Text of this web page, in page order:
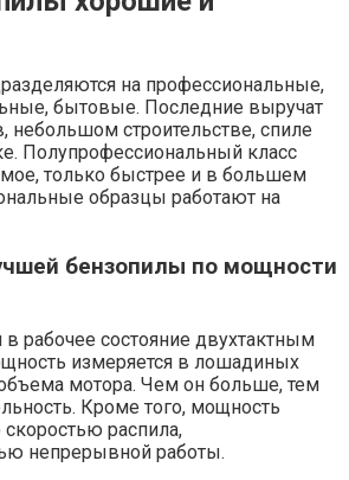
на профессиональные,
бытовые. Последние выручат
небольшом строительстве, спиле
Полупрофессиональный класс
только быстрее и в большем
образцы работают на
бензопилы по мощности
в рабочее состояние двухтактным
измеряется в лошадиных
объема мотора. Чем он больше, тем
Кроме того, мощность
скоростью распила,
непрерывной работы.